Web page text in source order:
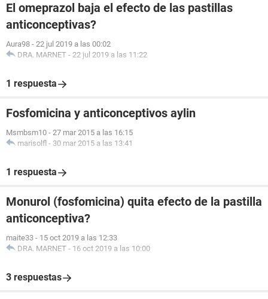
El omeprazol baja el efecto de las pastillas
anticonceptivas?
Aura98 - 22 jul 2019 a las 00:02
DRA. MARNET - 22 jul 2019 a las 11:22
1 respuesta
Fosfomicina y anticonceptivos aylin
Msmbsm10 - 27 mar 2015 a las 16:15
marisolfl - 30 mar 2015 a las 13:41
1 respuesta
Monurol (fosfomicina) quita efecto de la pastilla
anticonceptiva?
maite33 - 15 oct 2019 a las 12:33
DRA. MARNET - 16 oct 2019 a las 10:00
3 respuestas